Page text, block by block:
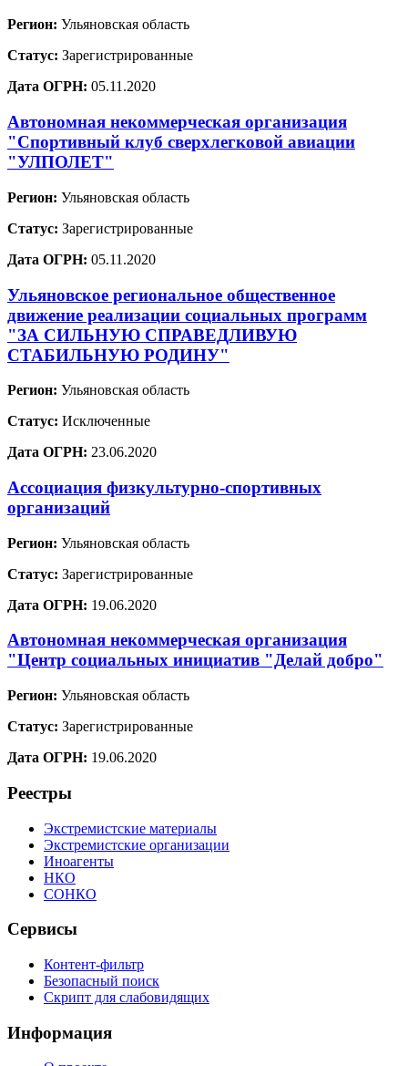
Регион: Ульяновская область
Статус: Зарегистрированные
Дата ОГРН: 05.11.2020
Автономная некоммерческая организация
"Спортивный клуб сверхлегковой авиации
"УЛПОЛЕТ"
Регион: Ульяновская область
Статус: Зарегистрированные
Дата ОГРН: 05.11.2020
Ульяновское региональное общественное
движение реализации социальных программ
"ЗА СИЛЬНУЮ СПРАВЕДЛИВУЮ
СТАБИЛЬНУЮ РОДИНУ"
Регион: Ульяновская область
Статус: Исключенные
Дата ОГРН: 23.06.2020
Ассоциация физкультурно-спортивных
организаций
Регион: Ульяновская область
Статус: Зарегистрированные
Дата ОГРН: 19.06.2020
Автономная некоммерческая организация
"Центр социальных инициатив "Делай добро"
Регион: Ульяновская область
Статус: Зарегистрированные
Дата ОГРН: 19.06.2020
Реестры
Экстремистские материалы
Экстремистские организации
Иноагенты
НКО
СОНКО
Сервисы
Контент-фильтр
Безопасный поиск
Скрипт для слабовидящих
Информация